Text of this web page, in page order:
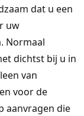
dat u een
uw
Normaal
dichtst bij u in
van
voor de
aanvragen die